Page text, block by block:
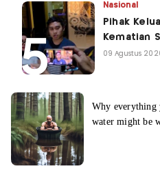
Nasional
Pihak
Kematian
09 Agustus